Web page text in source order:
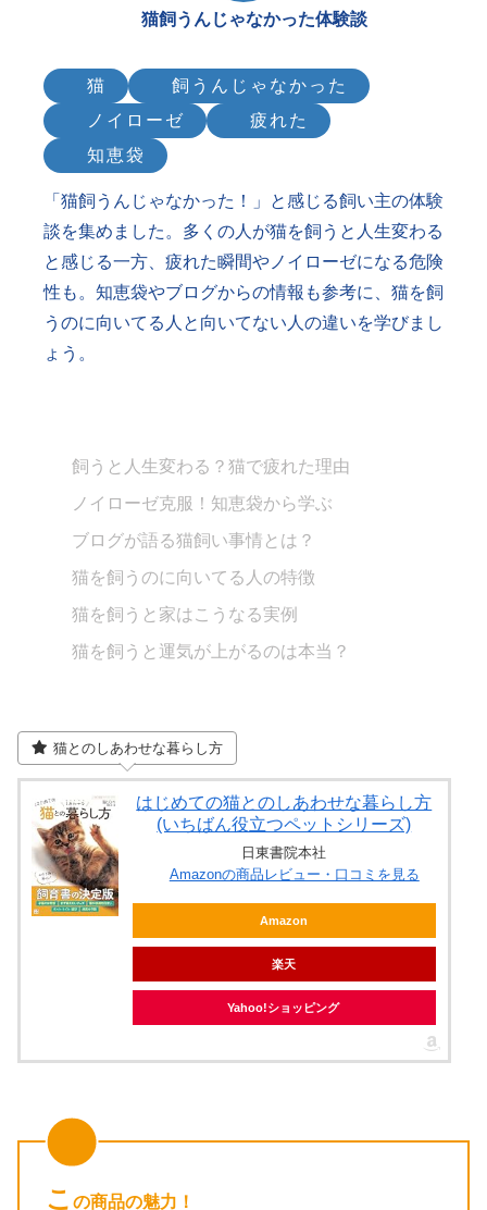
猫飼うんじゃなかった体験談
猫
飼うんじゃなかった
ノイローゼ
疲れた
知恵袋
「猫飼うんじゃなかった！」と感じる飼い主の体験
談を集めました。多くの人が猫を飼うと人生変わる
と感じる一方、疲れた瞬間やノイローゼになる危険
性も。知恵袋やブログからの情報も参考に、猫を飼
うのに向いてる人と向いてない人の違いを学びまし
ょう。
飼うと人生変わる？猫で疲れた理由
ノイローゼ克服！知恵袋から学ぶ
ブログが語る猫飼い事情とは？
猫を飼うのに向いてる人の特徴
猫を飼うと家はこうなる実例
猫を飼うと運気が上がるのは本当？
猫とのしあわせな暮らし方
はじめての猫とのしあわせな暮らし方
(いちばん役立つペットシリーズ)
日東書院本社
Amazonの商品レビュー・口コミを見る
Amazon
楽天
Yahoo!ショッピング
こ の商品の魅力！